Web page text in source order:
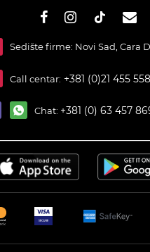
Sedište firme: Novi Sad, Cara
Call centar: +381 (0)21 455 558
Chat: +381 (0) 63 457